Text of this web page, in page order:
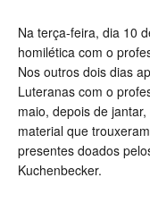
Na terça-feira, dia 10
homilética com o
Nos outros dois dias
Luteranas com o
maio, depois de
material que
presentes doados
Kuchenbecker.